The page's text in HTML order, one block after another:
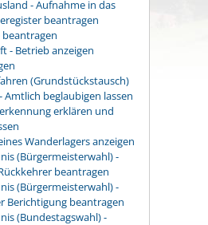
- Aufnahme in das
beantragen
- Betrieb anzeigen
(Grundstückstausch)
Amtlich beglaubigen lassen
erklären und
Wanderlagers anzeigen
(Bürgermeisterwahl) -
beantragen
(Bürgermeisterwahl) -
Berichtigung beantragen
(Bundestagswahl) -